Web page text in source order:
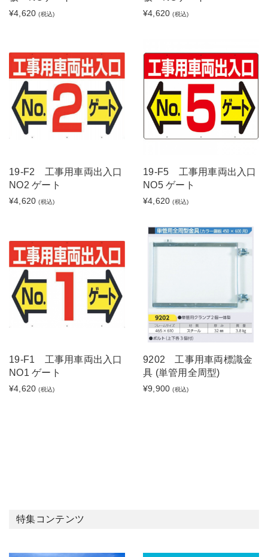
¥4,620 (税込) ¥4,620 (税込)
19-F2 工事用車両出入口
NO2 ゲート
¥4,620 (税込)
19-F5 工事用車両出入口
NO5 ゲート
¥4,620 (税込)
19-F1 工事用車両出入口
NO1 ゲート
¥4,620 (税込)
9202 工事用車両標識金
具 (単管用全周型)
¥9,900 (税込)
特集コンテンツ